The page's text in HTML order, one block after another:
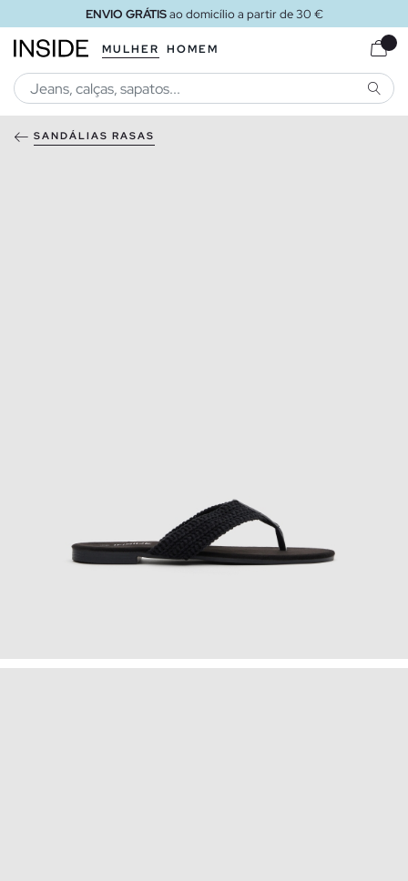
ENVIO GRÁTISao domicílio a partir de 30 €
MULHER HOMEM
SANDÁLIAS RASAS